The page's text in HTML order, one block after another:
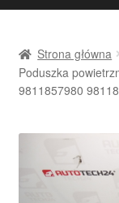
nawigacji
treści
Dostawa
Strona główna
Poduszka
9811857980